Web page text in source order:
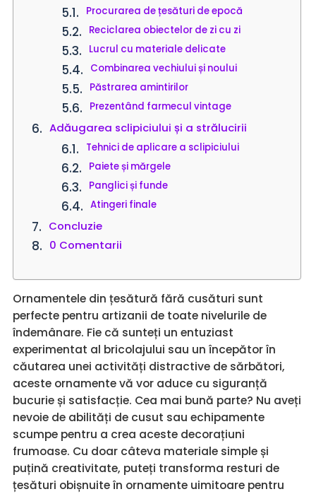
Procurarea de țesături de epocă
Reciclarea obiectelor de zi cu zi
Lucrul cu materiale delicate
Combinarea vechiului și noului
Păstrarea amintirilor
Prezentând farmecul vintage
Adăugarea sclipiciului și a strălucirii
Tehnici de aplicare a sclipiciului
Paiete și mărgele
Panglici și funde
Atingeri finale
Concluzie
0 Comentarii
Ornamentele din țesătură fără cusături sunt
perfecte pentru artizanii de toate nivelurile de
îndemânare. Fie că sunteți un entuziast
experimentat al bricolajului sau un începător în
căutarea unei activități distractive de sărbători,
aceste ornamente vă vor aduce cu siguranță
bucurie și satisfacție. Cea mai bună parte? Nu aveți
nevoie de abilități de cusut sau echipamente
scumpe pentru a crea aceste decorațiuni
frumoase. Cu doar câteva materiale simple și
puțină creativitate, puteți transforma resturi de
țesături obișnuite în ornamente uimitoare pentru